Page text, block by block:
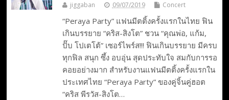
jiggaban 09/07/2019 Concert
“Peraya Party” แฟนมีตติ้งครั้งแรกในไทย ฟิน
เกินบรรยาย “คริส-สิงโต” ชวน “คุณพ่อ, แก้ม,
ปั๊บ โปเตโต้” เซอร์ไพร์ส!!! ฟินเกินบรรยาย มีครบ
ทุกฟิล สนุก ซึ้ง อบอุ่น สุดประทับใจ สมกับการรอ
คอยอย่างมาก สำหรับงานแฟนมีตติ้งครั้งแรกใน
ประเทศไทย “Peraya Party” ของคู่จิ้นคู่ฮอต
“คริส พีรวัส-สิงโต…